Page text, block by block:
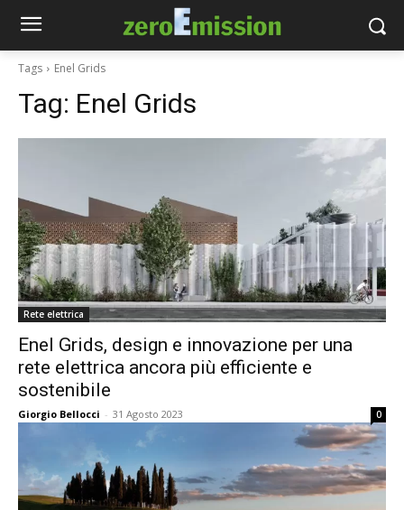
Tags Enel Grids
Tag: Enel Grids
Rete elettrica
Enel Grids, design e innovazione per una
rete elettrica ancora più efficiente e
sostenibile
Giorgio Bellocci - 31 Agosto 2023 0